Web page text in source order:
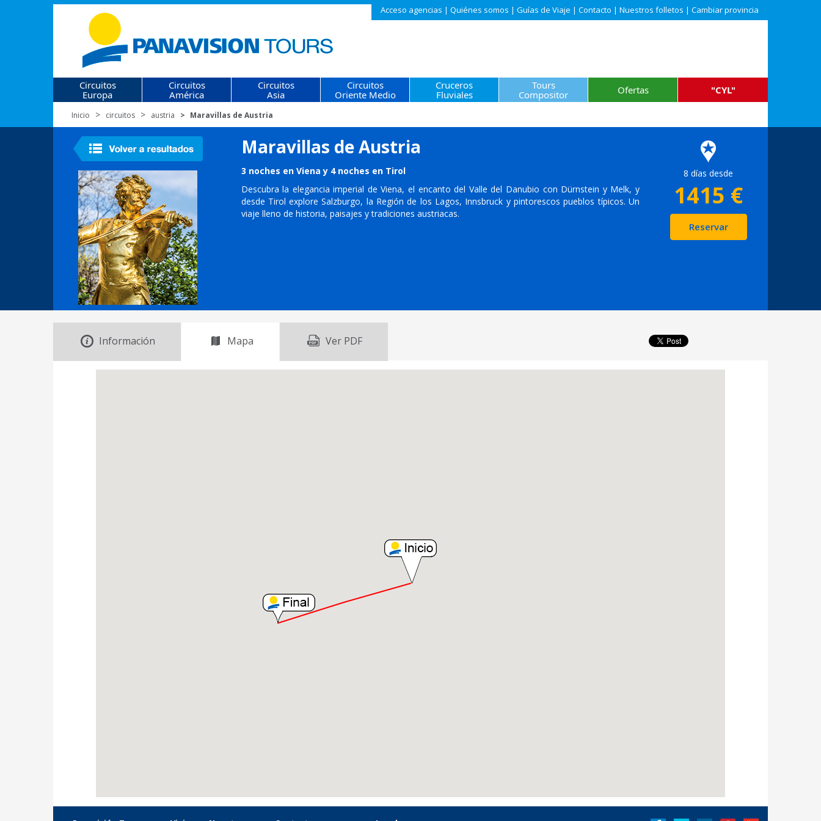
Acceso agencias | Quiénes somos | Guías de Viaje | Contacto | Nuestros folletos | Cambiar provincia
Circuitos
Europa
Circuitos
América
Circuitos
Asia
Circuitos
Oriente Medio
Cruceros
Fluviales
Tours
Compositor
Ofertas "CYL"
Inicio circuitos austria Maravillas de Austria
Maravillas de Austria
3 noches en Viena y 4 noches en Tirol
Descubra la elegancia imperial de Viena, el encanto del Valle del Danubio con Dürnstein y Melk, y
desde Tirol explore Salzburgo, la Región de los Lagos, Innsbruck y pintorescos pueblos típicos. Un
viaje lleno de historia, paisajes y tradiciones austriacas.
8 días desde
1415 €
Reservar
Información Mapa Ver PDF